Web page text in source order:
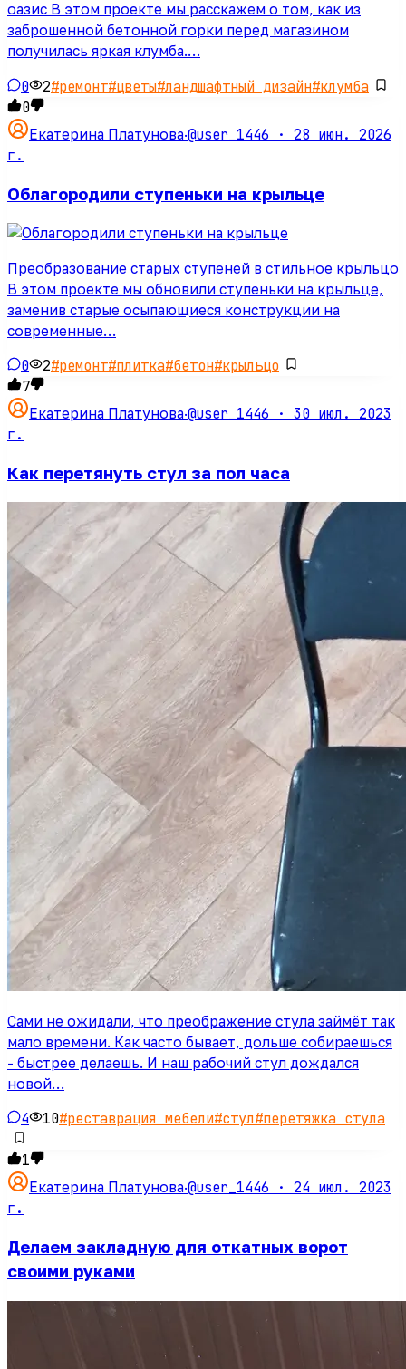
оазис В этом проекте мы расскажем о том, как из
заброшенной бетонной горки перед магазином
получилась яркая клумба.…
0 2#ремонт#цветы#ландшафтный дизайн#клумба
0
Екатерина Платунова·@user_1446 · 28 июн. 2026
г.
Облагородили ступеньки на крыльце
Преобразование старых ступеней в стильное крыльцо
В этом проекте мы обновили ступеньки на крыльце,
заменив старые осыпающиеся конструкции на
современные…
0 2#ремонт#плитка#бетон#крыльцо
7
Екатерина Платунова·@user_1446 · 30 июл. 2023
г.
Как перетянуть стул за пол часа
Сами не ожидали, что преображение стула займёт так
мало времени. Как часто бывает, дольше собираешься
- быстрее делаешь. И наш рабочий стул дождался
новой…
4 10#реставрация мебели#стул#перетяжка стула
1
Екатерина Платунова·@user_1446 · 24 июл. 2023
г.
Делаем закладную для откатных ворот
своими руками